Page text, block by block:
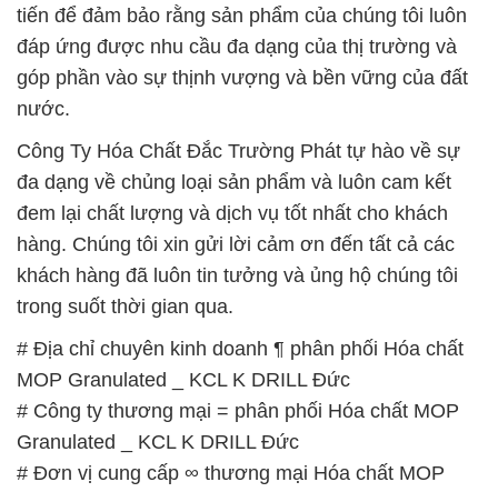
tiến để đảm bảo rằng sản phẩm của chúng tôi luôn
đáp ứng được nhu cầu đa dạng của thị trường và
góp phần vào sự thịnh vượng và bền vững của đất
nước.
Công Ty Hóa Chất Đắc Trường Phát tự hào về sự
đa dạng về chủng loại sản phẩm và luôn cam kết
đem lại chất lượng và dịch vụ tốt nhất cho khách
hàng. Chúng tôi xin gửi lời cảm ơn đến tất cả các
khách hàng đã luôn tin tưởng và ủng hộ chúng tôi
trong suốt thời gian qua.
# Địa chỉ chuyên kinh doanh ¶ phân phối Hóa chất
MOP Granulated _ KCL K DRILL Đức
# Công ty thương mại = phân phối Hóa chất MOP
Granulated _ KCL K DRILL Đức
# Đơn vị cung cấp ∞ thương mại Hóa chất MOP